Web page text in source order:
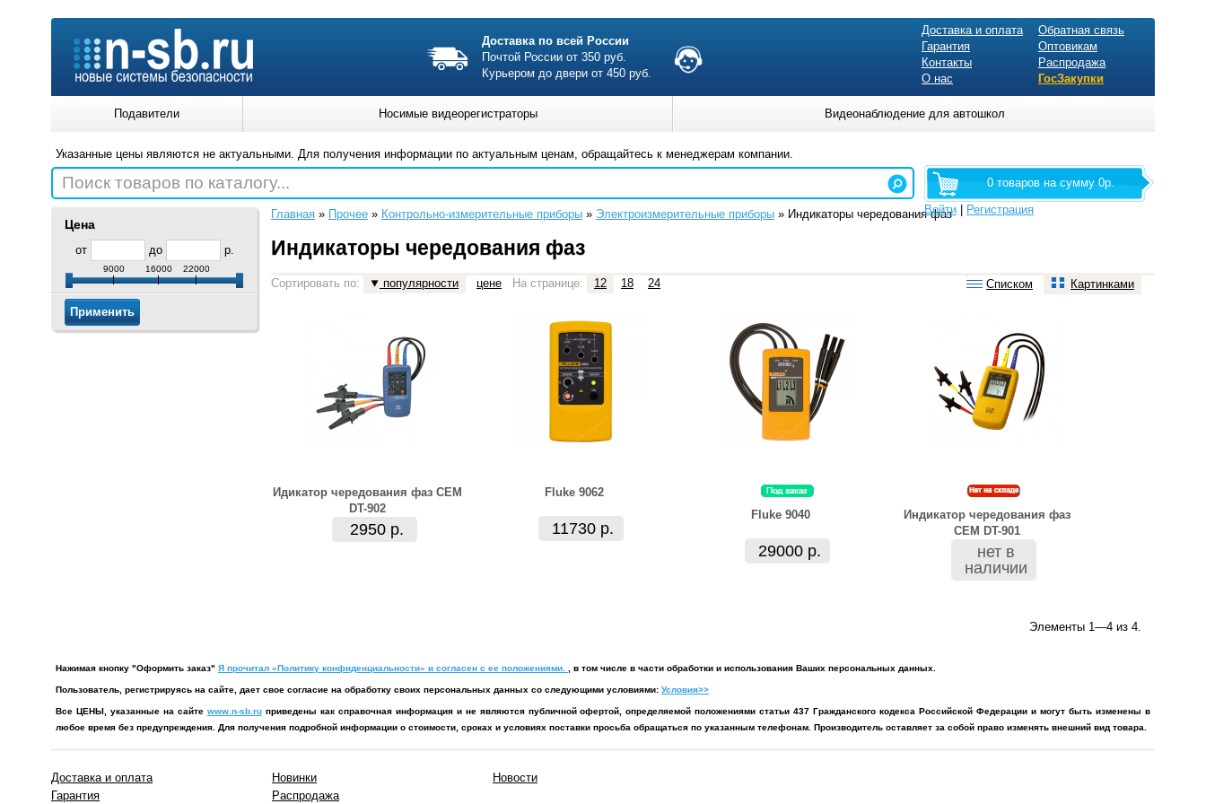
Цена
от до р.
9000 16000 22000
Главная » Прочее » Контрольно-измерительные приборы » Электроизмерительные приборы » Индикаторы чередования фаз
Индикаторы чередования фаз
Сортировать по: популярности цене На странице: 12 18 24 Списком Картинками
Идикатор чередования фаз CEM
DT-902
2950 р.
Fluke 9062
11730 р.
Fluke 9040
29000 р.
Индикатор чередования фаз
CEM DT-901
нет в
наличии
Элементы 1—4 из 4.
Доставка по всей России
Почтой России от 350 руб.
Курьером до двери от 450 руб.
Доставка и оплата
Гарантия
Контакты
О нас
Обратная связь
Оптовикам
Распродажа
ГосЗакупки
Подавители Носимые видеорегистраторы Видеонаблюдение для автошкол
Указанные цены являются не актуальными. Для получения информации по актуальным ценам, обращайтесь к менеджерам компании.
0 товаров на сумму 0р.
Войти
Регистрация
Поиск товаров по каталогу...
Нажимая кнопку "Оформить заказ" Я прочитал «Политику конфиденциальности» и согласен с ее положениями. , в том числе в части обработки и использования Ваших персональных данных.
Пользователь, регистрируясь на сайте, дает свое согласие на обработку своих персональных данных со следующими условиями: Условия>>
Все ЦЕНЫ, указанные на сайте www.n-sb.ruприведены как справочная информация и не являются публичной офертой, определяемой положениями статьи 437 Гражданского кодекса Российской Федерации и могут быть изменены в
любое время без предупреждения. Для получения подробной информации о стоимости, сроках и условиях поставки просьба обращаться по указанным телефонам. Производитель оставляет за собой право изменять внешний вид товара.
Доставка и оплата
Гарантия
Новинки
Распродажа
Новости